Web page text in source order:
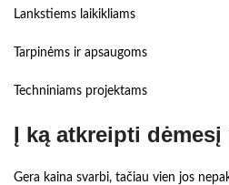
Lankstiems laikikliams
Tarpinėms ir apsaugoms
Techniniams projektams
Į ką atkreipti
Gera kaina svarbi, tačiau vien jos